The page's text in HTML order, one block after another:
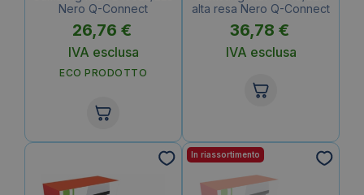
Nero Q-Connect
26,76 €
IVA esclusa
ECO PRODOTTO
alta resa Nero Q-Connect
36,78 €
IVA esclusa
In riassortimento